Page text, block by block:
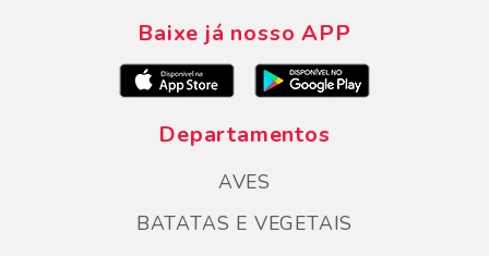
Baixe já nosso APP
Departamentos
AVES
BATATAS E VEGETAIS